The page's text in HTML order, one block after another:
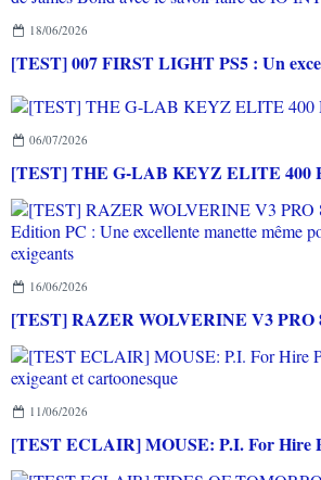
18/06/2026
06/07/2026
[TEST] THE G-LAB KEYZ ELITE 400
16/06/2026
11/06/2026